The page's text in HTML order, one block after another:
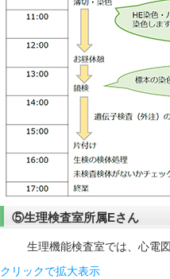
⑤生理検査室所属Eさん
生理機能検査室では、心電
クリックで拡大表示